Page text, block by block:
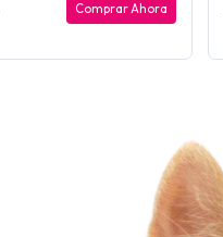
Comprar Ahora